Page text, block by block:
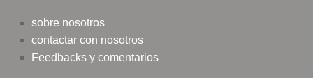
sobre nosotros
contactar con nosotros
Feedbacks y comentarios